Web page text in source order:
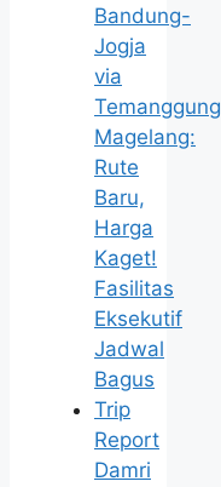
Bandung-
Jogja
via
Temanggung
Magelang:
Rute
Baru,
Harga
Kaget!
Fasilitas
Eksekutif
Jadwal
Bagus
Trip
Report
Damri